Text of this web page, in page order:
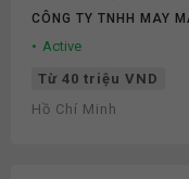
CÔNG TY TNHH MAY
Active
Từ 40 triệu VND
Hồ Chí Minh